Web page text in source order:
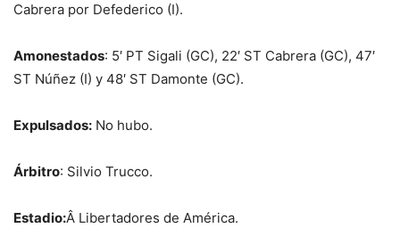
Cabrera por Defederico (I).
Amonestados: 5′ PT Sigali (GC), 22′ ST Cabrera (GC), 47′
ST Núñez (I) y 48′ ST Damonte (GC).
Expulsados: No hubo.
Árbitro: Silvio Trucco.
Estadio:Â Libertadores de América.